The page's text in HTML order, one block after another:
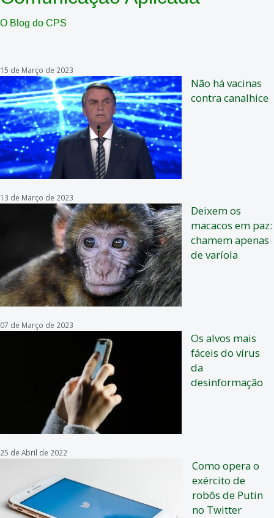
O Blog do CPS
15 de Março de 2023
Não há vacinas
contra canalhice
13 de Março de 2023
Deixem os
macacos em paz:
chamem apenas
de varíola
07 de Março de 2023
Os alvos mais
fáceis do vírus
da
desinformação
25 de Abril de 2022
Como opera o
exército de
robôs de Putin
no Twitter